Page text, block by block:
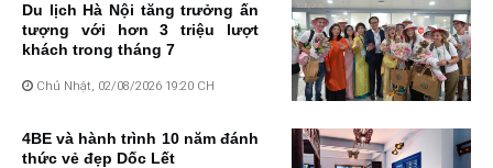
Du lịch Hà Nội tăng trưởng ấn
tượng với hơn 3 triệu lượt
khách trong tháng 7
Chủ Nhật, 02/08/2026 19:20 CH
4BE và hành trình 10 năm đánh
thức vẻ đẹp Dốc Lết